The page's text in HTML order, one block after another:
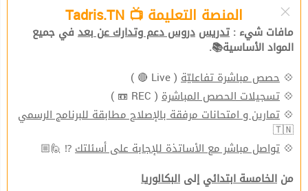
المنصة التعليمة 📺 Tadris.TN
مافات شيء : تدريس دروس دعم وتدارك عن بعد في جميع
المواد الأساسية📚.
💠 حصص مباشرة تفاعليّة ( Live 🔴 )
💠 تسجيلات الحصص المباشرة ( REC 📼 )
💠 تمارين و امتحانات مرفقة بالإصلاح مطابقة للبرنامج الرسمي
🇹🇳
💠 تواصل مباشر مع الأساتذة للإجابة على أسئلتك⁉ 🙋🏼
من الخامسة ابتدائي إلى البكالوريا